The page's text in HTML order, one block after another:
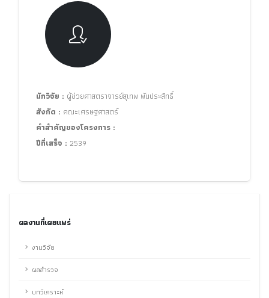
นักวิจัย : ผู้ช่วยศาสตราจารย์สุเทพ พันประสิทธิ์
สังกัด : คณะเศรษฐศาสตร์
คำสำคัญของโครงการ :
ปีที่เสร็จ : 2539
ผลงานที่เผยแพร่
งานวิจัย
ผลสำรวจ
บทวิเคราะห์